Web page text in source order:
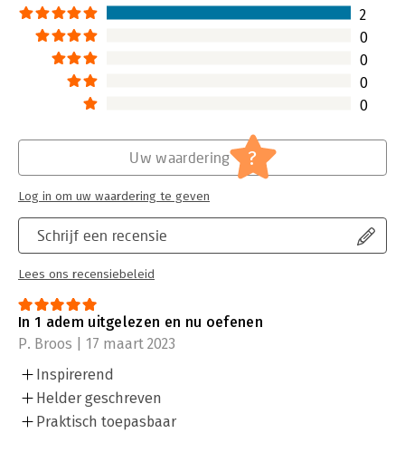
2
0
0
0
0
Schrijf een recensie
Lees ons recensiebeleid
Uw waardering ?
Log in om uw waardering te geven
In 1 adem uitgelezen en nu oefenen
P. Broos | 17 maart 2023
Inspirerend
Helder geschreven
Praktisch toepasbaar